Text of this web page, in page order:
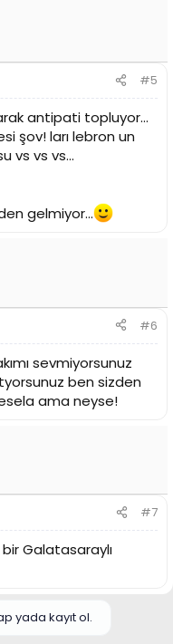
#5
antipati topluyor...
şov! ları lebron un
vs vs vs...
gelmiyor...
#6
sevmiyorsunuz
ben sizden
ama neyse!
#7
Galatasaraylı
yada kayıt ol.